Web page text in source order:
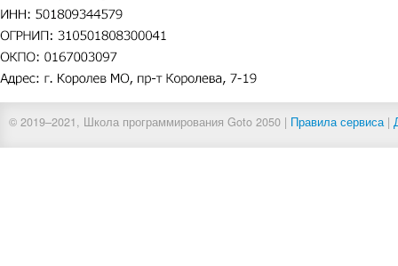
© 2019–2021, Школа программирования Goto 2050 | Правила сервиса|